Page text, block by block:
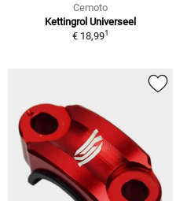
Cemoto
Kettingrol Universeel
€ 18,991